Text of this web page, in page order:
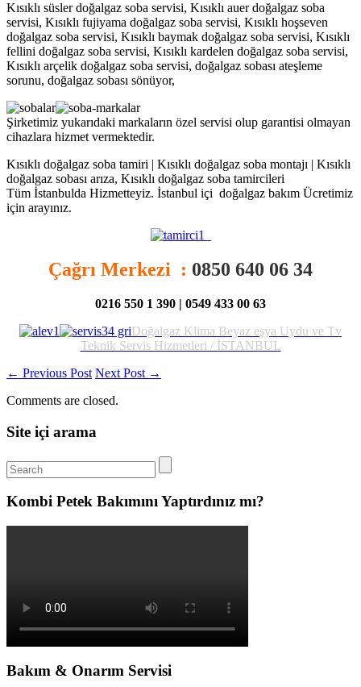
Kısıklı süsler doğalgaz soba servisi, Kısıklı auer doğalgaz soba
servisi, Kısıklı fujiyama doğalgaz soba servisi, Kısıklı hoşseven
doğalgaz soba servisi, Kısıklı baymak doğalgaz soba servisi, Kısıklı
fellini doğalgaz soba servisi, Kısıklı kardelen doğalgaz soba servisi,
Kısıklı arçelik doğalgaz soba servisi, doğalgaz sobası ateşleme
sorunu, doğalgaz sobası sönüyor,
Şirketimiz yukarıdaki markaların özel servisi olup garantisi olmayan
cihazlara hizmet vermektedir.
Kısıklı doğalgaz soba tamiri | Kısıklı doğalgaz soba montajı | Kısıklı
doğalgaz sobası arıza, Kısıklı doğalgaz soba tamircileri
Tüm İstanbulda Hizmetteyiz. İstanbul içi doğalgaz bakım Ücretimiz
için arayınız.
Çağrı Merkezi : 0850 640 06 34
0216 550 1 390 | 0549 433 00 63
Doğalgaz Klima Beyaz eşya Uydu ve Tv
Teknik Servis Hizmetleri / İSTANBUL
← Previous Post Next Post →
Comments are closed.
Site içi arama
Kombi Petek Bakımını Yaptırdınız mı?
Bakım & Onarım Servisi